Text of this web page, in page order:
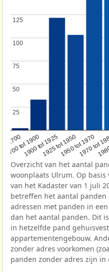
1700
1700 tot 1900
1900 tot 19251925 tot 19501950 tot 1970
1970 tot
25
25
50
50
75
75
100
100
125
125
Overzicht van het aantal
woonplaats Ulrum. Op
van het Kadaster van 1 juli
betreffen het aantal panden
adressen met panden in
dan het aantal panden. Dit
in hetzelfde pand
appartementengebouw.
zonder adres voorkomen
panden zonder adres zijn